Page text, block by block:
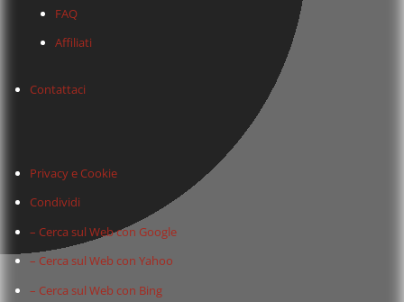
FAQ
Affiliati
Contattaci
Privacy e Cookie
Condividi
– Cerca sul Web con Google
– Cerca sul Web con Yahoo
– Cerca sul Web con Bing